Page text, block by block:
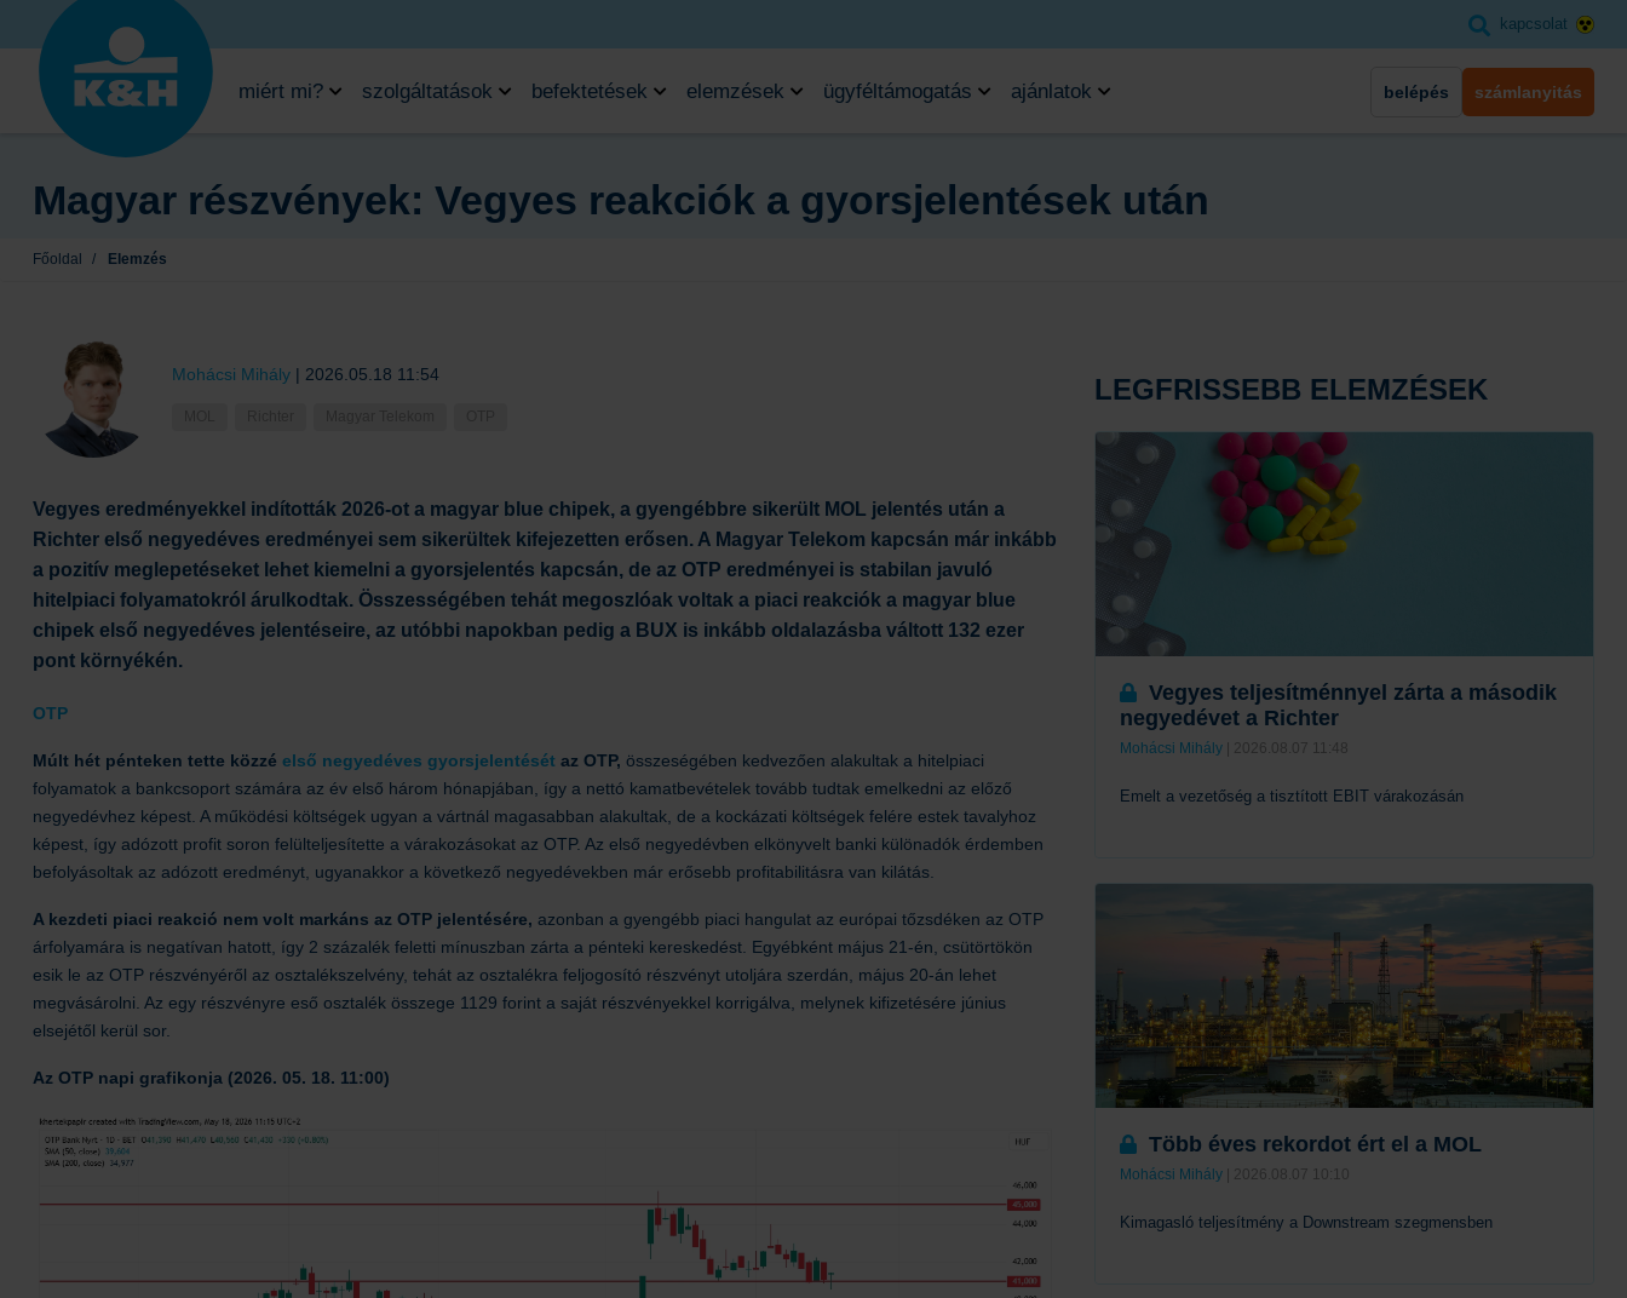
kapcsolat
miért mi? szolgáltatások befektetések elemzések ügyféltámogatás ajánlatok belépés számlanyitás
Magyar részvények: Vegyes reakciók a gyorsjelentések után
Főoldal / Elemzés
Mohácsi Mihály | 2026.05.18 11:54
Vegyes eredményekkel indították 2026-ot a magyar blue chipek, a gyengébbre sikerült MOL jelentés után a
Richter első negyedéves eredményei sem sikerültek kifejezetten erősen. A Magyar Telekom kapcsán már inkább
a pozitív meglepetéseket lehet kiemelni a gyorsjelentés kapcsán, de az OTP eredményei is stabilan javuló
hitelpiaci folyamatokról árulkodtak. Összességében tehát megoszlóak voltak a piaci reakciók a magyar blue
chipek első negyedéves jelentéseire, az utóbbi napokban pedig a BUX is inkább oldalazásba váltott 132 ezer
pont környékén.
OTP
Múlt hét pénteken tette közzé első negyedéves gyorsjelentését az OTP, összeségében kedvezően alakultak a hitelpiaci
folyamatok a bankcsoport számára az év első három hónapjában, így a nettó kamatbevételek tovább tudtak emelkedni az előző
negyedévhez képest. A működési költségek ugyan a vártnál magasabban alakultak, de a kockázati költségek felére estek tavalyhoz
képest, így adózott profit soron felülteljesítette a várakozásokat az OTP. Az első negyedévben elkönyvelt banki különadók érdemben
befolyásoltak az adózott eredményt, ugyanakkor a következő negyedévekben már erősebb profitabilitásra van kilátás.
A kezdeti piaci reakció nem volt markáns az OTP jelentésére, azonban a gyengébb piaci hangulat az európai tőzsdéken az OTP
árfolyamára is negatívan hatott, így 2 százalék feletti mínuszban zárta a pénteki kereskedést. Egyébként május 21-én, csütörtökön
esik le az OTP részvényéről az osztalékszelvény, tehát az osztalékra feljogosító részvényt utoljára szerdán, május 20-án lehet
megvásárolni. Az egy részvényre eső osztalék összege 1129 forint a saját részvényekkel korrigálva, melynek kifizetésére június
elsejétől kerül sor.
Az OTP napi grafikonja (2026. 05. 18. 11:00)
LEGFRISSEBB ELEMZÉSEK
Vegyes teljesítménnyel zárta a második
negyedévet a Richter
Mohácsi Mihály | 2026.08.07 11:48
Emelt a vezetőség a tisztított EBIT várakozásán
Több éves rekordot ért el a MOL
Mohácsi Mihály | 2026.08.07 10:10
Kimagasló teljesítmény a Downstream szegmensben